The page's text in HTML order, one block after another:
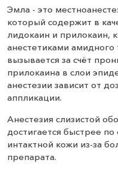
Эмла - это
который содержит в
лидокаин и прилокаин,
анестетиками амидного
вызывается за счёт
прилокаина в слои
анестезии зависит от
аппликации.
Анестезия слизистой
достигается быстрее
интактной кожи из-за
препарата.